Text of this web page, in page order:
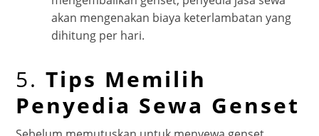
akan mengenakan biaya keterlambatan yang
dihitung per hari.
5.Tips Memilih
Penyedia Sewa Genset